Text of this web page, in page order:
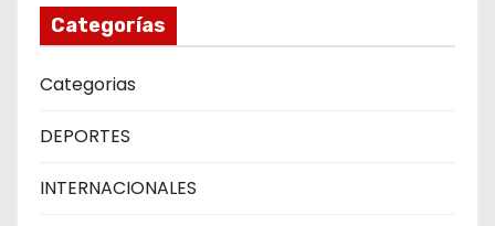
Categorías
Categorias
DEPORTES
INTERNACIONALES